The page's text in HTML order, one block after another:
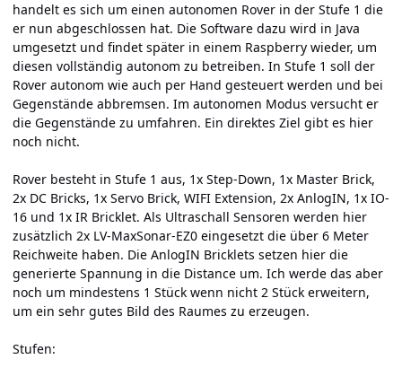
handelt es sich um einen autonomen Rover in der Stufe 1 die
er nun abgeschlossen hat. Die Software dazu wird in Java
umgesetzt und findet später in einem Raspberry wieder, um
diesen vollständig autonom zu betreiben. In Stufe 1 soll der
Rover autonom wie auch per Hand gesteuert werden und bei
Gegenstände abbremsen. Im autonomen Modus versucht er
die Gegenstände zu umfahren. Ein direktes Ziel gibt es hier
noch nicht.
Rover besteht in Stufe 1 aus, 1x Step-Down, 1x Master Brick,
2x DC Bricks, 1x Servo Brick, WIFI Extension, 2x AnlogIN, 1x IO-
16 und 1x IR Bricklet. Als Ultraschall Sensoren werden hier
zusätzlich 2x LV-MaxSonar-EZ0 eingesetzt die über 6 Meter
Reichweite haben. Die AnlogIN Bricklets setzen hier die
generierte Spannung in die Distance um. Ich werde das aber
noch um mindestens 1 Stück wenn nicht 2 Stück erweitern,
um ein sehr gutes Bild des Raumes zu erzeugen.
Stufen: